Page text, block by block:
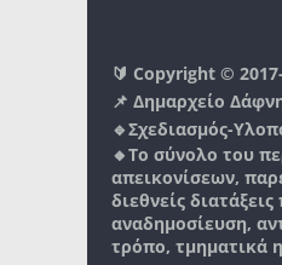
🔰 Copyright ©
📌 Δημαρχείο
🔹Σχεδιασμός-
🔸Το σύνολο του
απεικονίσεων,
διεθνείς
αναδημοσίευση,
τρόπο, τμηματικά